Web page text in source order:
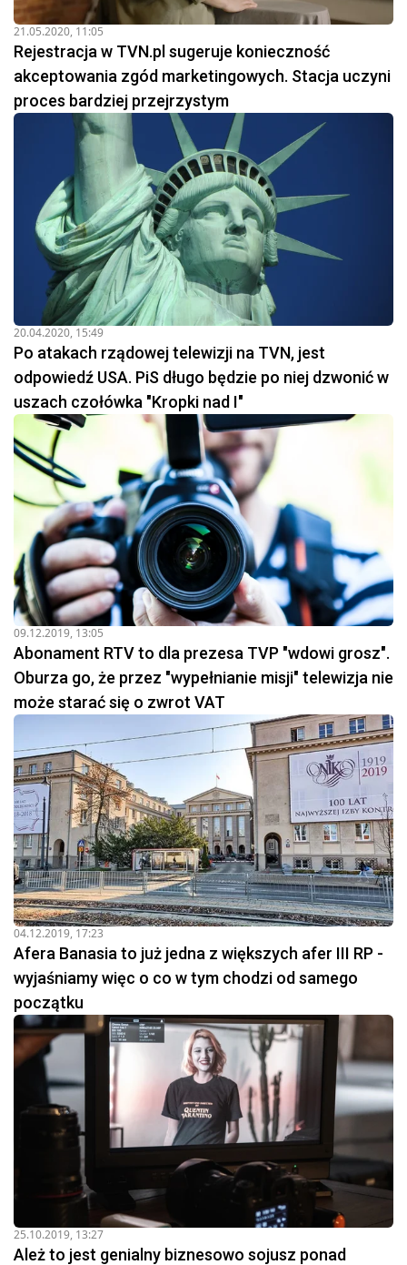
21.05.2020, 11:05
Rejestracja w TVN.pl sugeruje konieczność
akceptowania zgód marketingowych. Stacja uczyni
proces bardziej przejrzystym
20.04.2020, 15:49
Po atakach rządowej telewizji na TVN, jest
odpowiedź USA. PiS długo będzie po niej dzwonić w
uszach czołówka "Kropki nad I"
09.12.2019, 13:05
Abonament RTV to dla prezesa TVP "wdowi grosz".
Oburza go, że przez "wypełnianie misji" telewizja nie
może starać się o zwrot VAT
04.12.2019, 17:23
Afera Banasia to już jedna z większych afer III RP -
wyjaśniamy więc o co w tym chodzi od samego
początku
25.10.2019, 13:27
Ależ to jest genialny biznesowo sojusz ponad